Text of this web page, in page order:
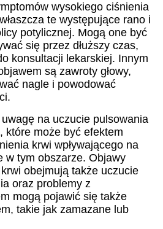
wysokiego ciśnienia
te występujące rano i
potylicznej. Mogą one być
się przez dłuższy czas,
konsultacji lekarskiej. Innym
są zawroty głowy,
nagle i powodować
na uczucie pulsowania
które może być efektem
krwi wpływającego na
w tym obszarze. Objawy
obejmują także uczucie
oraz problemy z
mogą pojawić się także
takie jak zamazane lub